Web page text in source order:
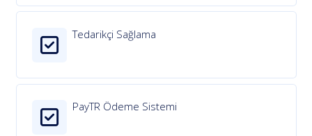
Tedarikçi Sağlama
PayTR Ödeme Sistemi